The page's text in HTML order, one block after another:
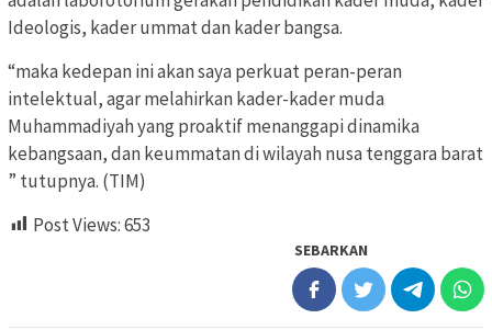
Ideologis, kader ummat dan kader bangsa.
“maka kedepan ini akan saya perkuat peran-peran
intelektual, agar melahirkan kader-kader muda
Muhammadiyah yang proaktif menanggapi dinamika
kebangsaan, dan keummatan di wilayah nusa tenggara barat
” tutupnya. (TIM)
Post Views:653
SEBARKAN